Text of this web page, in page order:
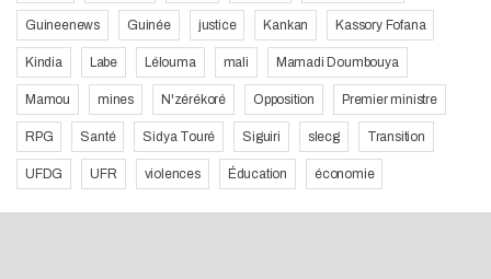
Guineenews Guinée justice Kankan Kassory Fofana
Kindia Labe Lélouma mali Mamadi Doumbouya
Mamou mines N'zérékoré Opposition Premier ministre
RPG Santé Sidya Touré Siguiri slecg Transition
UFDG UFR violences Éducation économie